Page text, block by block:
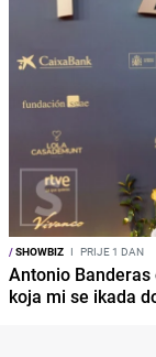
/SHOWBIZ I PRIJE 1 DAN
Antonio
koja mi se ikada